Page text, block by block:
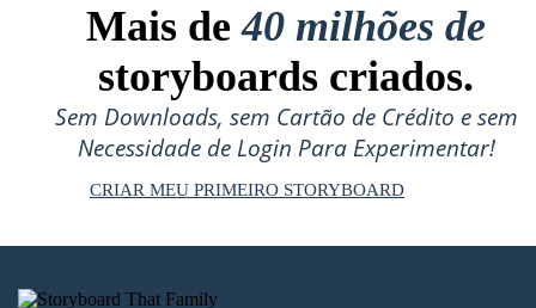
Mais de40 milhões de
storyboards criados.
Sem Downloads, sem Cartão de Crédito e sem
Necessidade de Login Para Experimentar!
CRIAR MEU PRIMEIRO STORYBOARD